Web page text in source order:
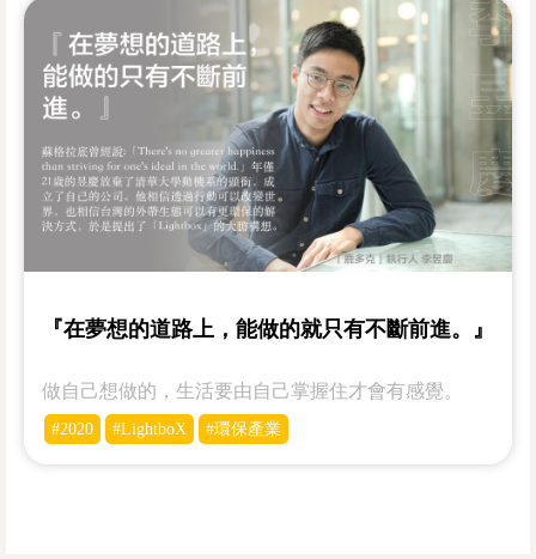
『在夢想的道路上，能做的就只有不斷前進。』
做自己想做的，生活要由自己掌握住才會有感覺。
#2020 #LightboX #環保產業